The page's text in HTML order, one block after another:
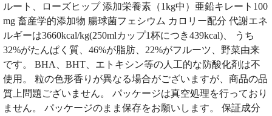
ルート、ローズヒップ 添加栄養素（1kg中）亜鉛キレート100
mg 畜産学的添加物 腸球菌フェシウム カロリー配分 代謝エネ
ルギーは3660kcal/kg(250mlカップ1杯につき439kcal)、 うち
32%がたんぱく質、46%が脂肪、22%がフルーツ、野菜由来
です。 BHA、BHT、エトキシン等の人工的な防酸化剤は不
使用。 粒の色形香りが異なる場合がございますが、商品の品
質上問題ございません。 パッケージは真空処理を行っており
ません。 パッケージのまま保存をお願いします。 保証成分